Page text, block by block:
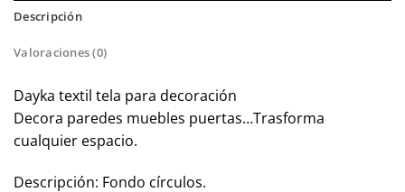
Descripción
Valoraciones (0)
Dayka textil tela para decoración
Decora paredes muebles puertas…Trasforma
cualquier espacio.
Descripción: Fondo círculos.